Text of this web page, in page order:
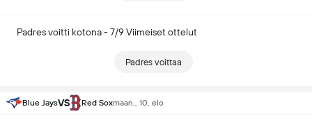
Padres voitti kotona - 7/9 Viimeiset ottelut
Padres voittaa
Blue JaysVS Red Soxmaan., 10. elo